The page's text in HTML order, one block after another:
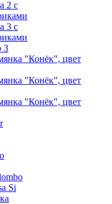
2 с
3 с
3
"Конёк", цвет
"Конёк", цвет
"Конёк", цвет
Si